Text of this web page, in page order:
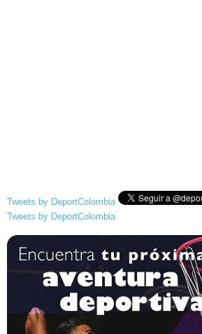
Tweets by DeportColombia
Tweets by DeportColombia